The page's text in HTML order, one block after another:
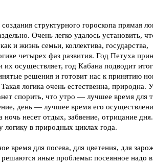
структурного гороскопа прямая
Очень легко удалось установить,
и жизнь семьи, коллектива, государства,
четырех фаз развития. Год Петуха
осуществляет, год Кабана подводит
решения и готовит нас к принятию
логика очень естественна, природна.
спорить, что утро — лучшее время для
день — лучшее время его
ночь несет отдых, забвение, отрицание
логику в природных циклах года.
время для посева, для цветения, для
иные проблемы: посеянное надо